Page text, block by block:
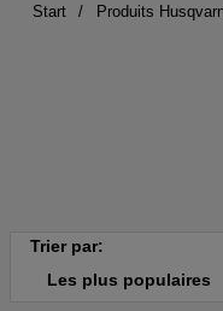
Start Produits
Trier par:
Les plus populaires